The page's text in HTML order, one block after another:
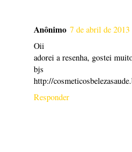
Anônimo 7 de abril de 2013
Oii
adorei a resenha, gostei
bjs
http://
Responder